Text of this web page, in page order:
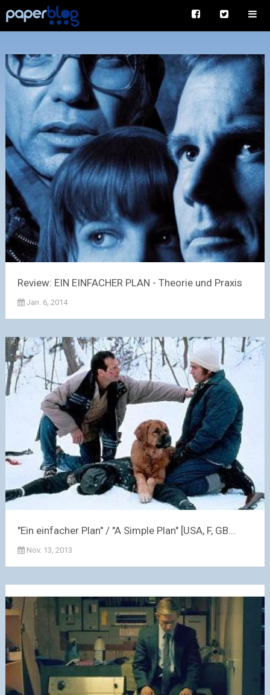
Review: EIN EINFACHER PLAN - Theorie und Praxis
Jan. 6, 2014
"Ein einfacher Plan" / "A Simple Plan" [USA, F, GB...
Nov. 13, 2013